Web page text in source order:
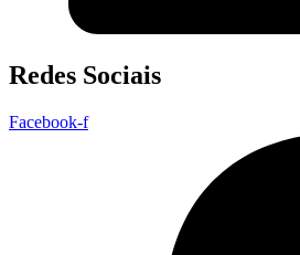
Redes Sociais
Facebook-f